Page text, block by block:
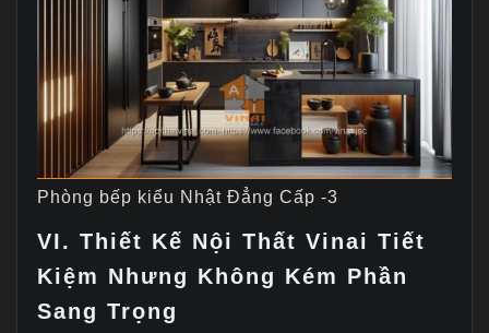
Phòng bếp kiểu Nhật Đẳng Cấp -3
VI. Thiết Kế Nội Thất Vinai Tiết
Kiệm Nhưng Không Kém Phần
Sang Trọng